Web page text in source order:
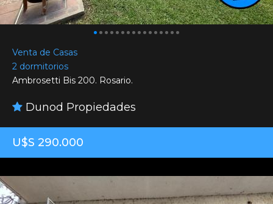
Venta de Casas
2 dormitorios
Ambrosetti Bis 200. Rosario.
Dunod Propiedades
U$S 290.000